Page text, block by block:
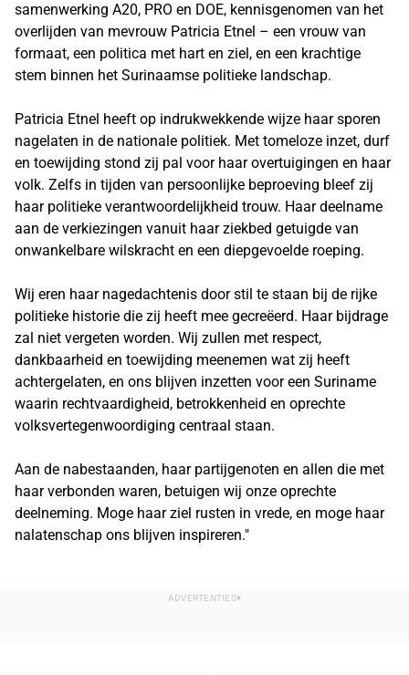
samenwerking A20, PRO en DOE, kennisgenomen van het
overlijden van mevrouw Patricia Etnel – een vrouw van
formaat, een politica met hart en ziel, en een krachtige
stem binnen het Surinaamse politieke landschap.
Patricia Etnel heeft op indrukwekkende wijze haar sporen
nagelaten in de nationale politiek. Met tomeloze inzet, durf
en toewijding stond zij pal voor haar overtuigingen en haar
volk. Zelfs in tijden van persoonlijke beproeving bleef zij
haar politieke verantwoordelijkheid trouw. Haar deelname
aan de verkiezingen vanuit haar ziekbed getuigde van
onwankelbare wilskracht en een diepgevoelde roeping.
Wij eren haar nagedachtenis door stil te staan bij de rijke
politieke historie die zij heeft mee gecreëerd. Haar bijdrage
zal niet vergeten worden. Wij zullen met respect,
dankbaarheid en toewijding meenemen wat zij heeft
achtergelaten, en ons blijven inzetten voor een Suriname
waarin rechtvaardigheid, betrokkenheid en oprechte
volksvertegenwoordiging centraal staan.
Aan de nabestaanden, haar partijgenoten en allen die met
haar verbonden waren, betuigen wij onze oprechte
deelneming. Moge haar ziel rusten in vrede, en moge haar
nalatenschap ons blijven inspireren."